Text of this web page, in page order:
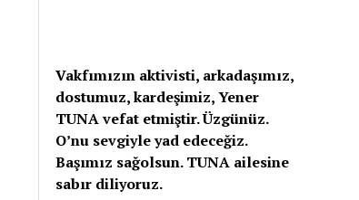
Vakfımızın aktivisti, arkadaşımız,
dostumuz, kardeşimiz, Yener
TUNA vefat etmiştir. Üzgünüz.
O’nu sevgiyle yad edeceğiz.
Başımız sağolsun. TUNA ailesine
sabır diliyoruz.